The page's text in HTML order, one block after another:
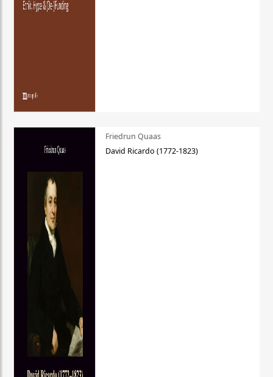
Friedrun Quaas
David Ricardo (1772-1823)